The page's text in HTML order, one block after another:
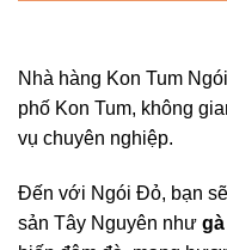
Nhà hàng Kon Tum
phố Kon Tum, không
vụ chuyên nghiệp.
Đến với Ngói Đỏ, bạn
sản Tây Nguyên như